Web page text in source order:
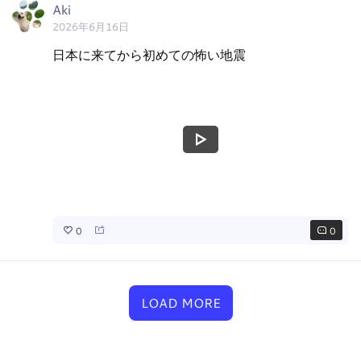
Aki
2026年6月16日
日本に来てから初めての怖い地震
0 0
LOAD MORE